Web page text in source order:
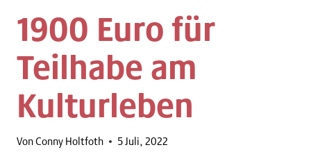
1900 Euro für
Teilhabe am
Kulturleben
VonConny Holtfoth 5 Juli, 2022